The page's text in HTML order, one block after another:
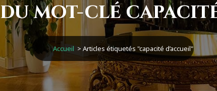
mot-clé
Accueil > Articles étiquetés "capacité d’accueil"